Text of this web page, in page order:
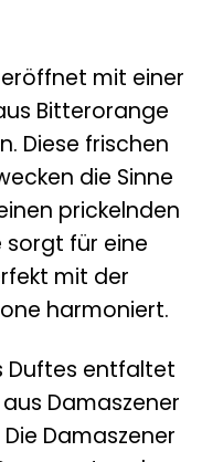
mit einer
Bitterorange
Diese frischen
die Sinne
prickelnden
sorgt für eine
mit der
harmoniert.
Duftes entfaltet
Damaszener
Damaszener